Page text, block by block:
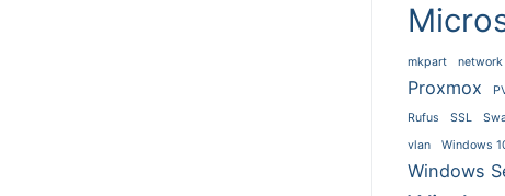
mkpart network
Proxmox
Rufus
SSL
vlan
Windows
Windows